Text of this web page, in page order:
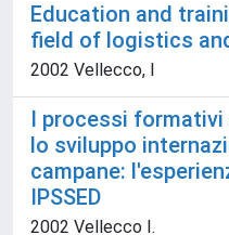
Education and
field of logistics
2002 Vellecco, I
I processi
lo sviluppo
campane:
IPSSED
2002 Vellecco I.